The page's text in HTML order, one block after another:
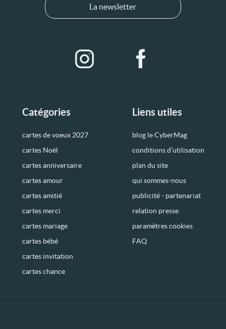
Catégories
cartes de voeux 2027
cartes Noël
cartes anniversaire
cartes amour
cartes amitié
cartes merci
cartes mariage
cartes bébé
cartes invitation
cartes chance
Liens utiles
blog le CyberMag
conditions d’utilisation
plan du site
qui sommes-nous
publicité - partenariat
relation presse
paramètres cookies
FAQ
La newsletter